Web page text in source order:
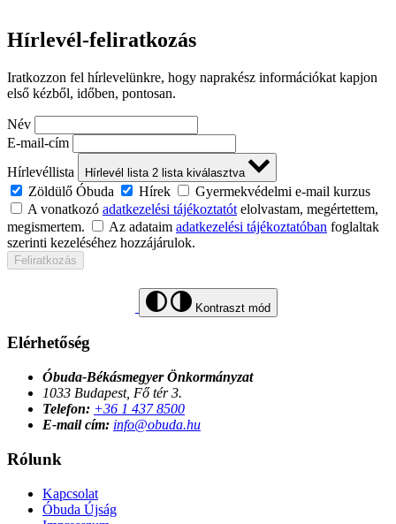
Hírlevél-feliratkozás
Iratkozzon fel hírlevelünkre, hogy naprakész információkat kapjon
első kézből, időben, pontosan.
Név
E-mail-cím
Hírlevéllista
Hírlevél lista 2 lista kiválasztva
Zöldülő Óbuda Hírek
Gyermekvédelmi e-mail kurzus
A vonatkozó adatkezelési tájékoztatót elolvastam, megértettem,
megismertem.
Az adataim adatkezelési tájékoztatóban foglaltak
szerinti kezeléséhez hozzájárulok.
Feliratkozás
Kontraszt mód
Elérhetőség
Óbuda-Békásmegyer Önkormányzat
1033 Budapest, Fő tér 3.
Telefon: +36 1 437 8500
E-mail cím: info@obuda.hu
Rólunk
Kapcsolat
Óbuda Újság